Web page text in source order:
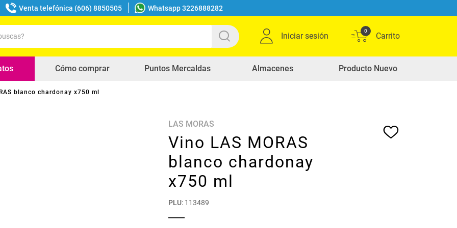
Venta telefónica (606) 8850505 Whatsapp 3226888282
Iniciar sesión
0
Cómo comprar Puntos Mercaldas Almacenes Producto Nuevo
blanco chardonay x750 ml
LAS MORAS
Vino LAS MORAS
blanco chardonay
x750 ml
PLU: 113489
buscados